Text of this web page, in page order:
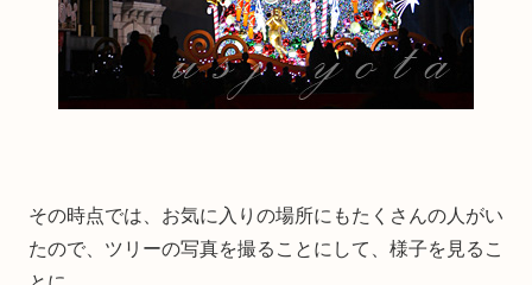
その時点では、お気に入りの場所にもたくさんの人がい
たので、ツリーの写真を撮ることにして、様子を見るこ